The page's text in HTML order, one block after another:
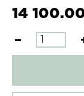
14